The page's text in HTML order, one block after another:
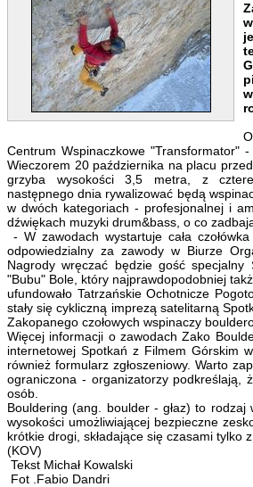
Centrum Wspinaczkowe
Wieczorem 20 października na placu
grzyba wysokości 3,5 metra, z
następnego dnia rywalizować będą
w dwóch kategoriach - profesjonalnej i
dźwiękach muzyki drum&bass, o co
- W zawodach wystartuje cała
odpowiedzialny za zawody w Biurze
Nagrody wręczać będzie gość specjalny
"Bubu" Bole, który najprawdopodobniej
ufundowało Tatrzańskie Ochotnicze
stały się cykliczną imprezą satelitarną
Zakopanego czołowych wspinaczy
Więcej informacji o zawodach Zako
internetowej Spotkań z Filmem Górskim
również formularz zgłoszeniowy. Warto
ograniczona - organizatorzy podkreślają,
osób.
Bouldering (ang. boulder - głaz) to
wysokości umożliwiającej bezpieczne
krótkie drogi, składające się czasami tylko
(KOV)
Tekst Michał Kowalski
Fot .Fabio Dandri